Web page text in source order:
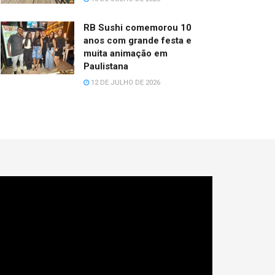
RB Sushi comemorou 10
anos com grande festa e
muita animação em
Paulistana
12 DE JULHO DE 2026